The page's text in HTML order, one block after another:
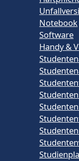
Notebook
Software
Handy &